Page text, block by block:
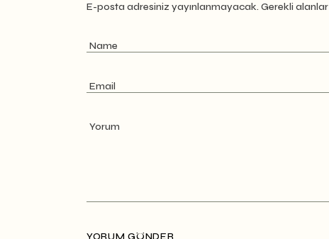
E-posta adresiniz yayınlanmayacak. Gerekli alanlar